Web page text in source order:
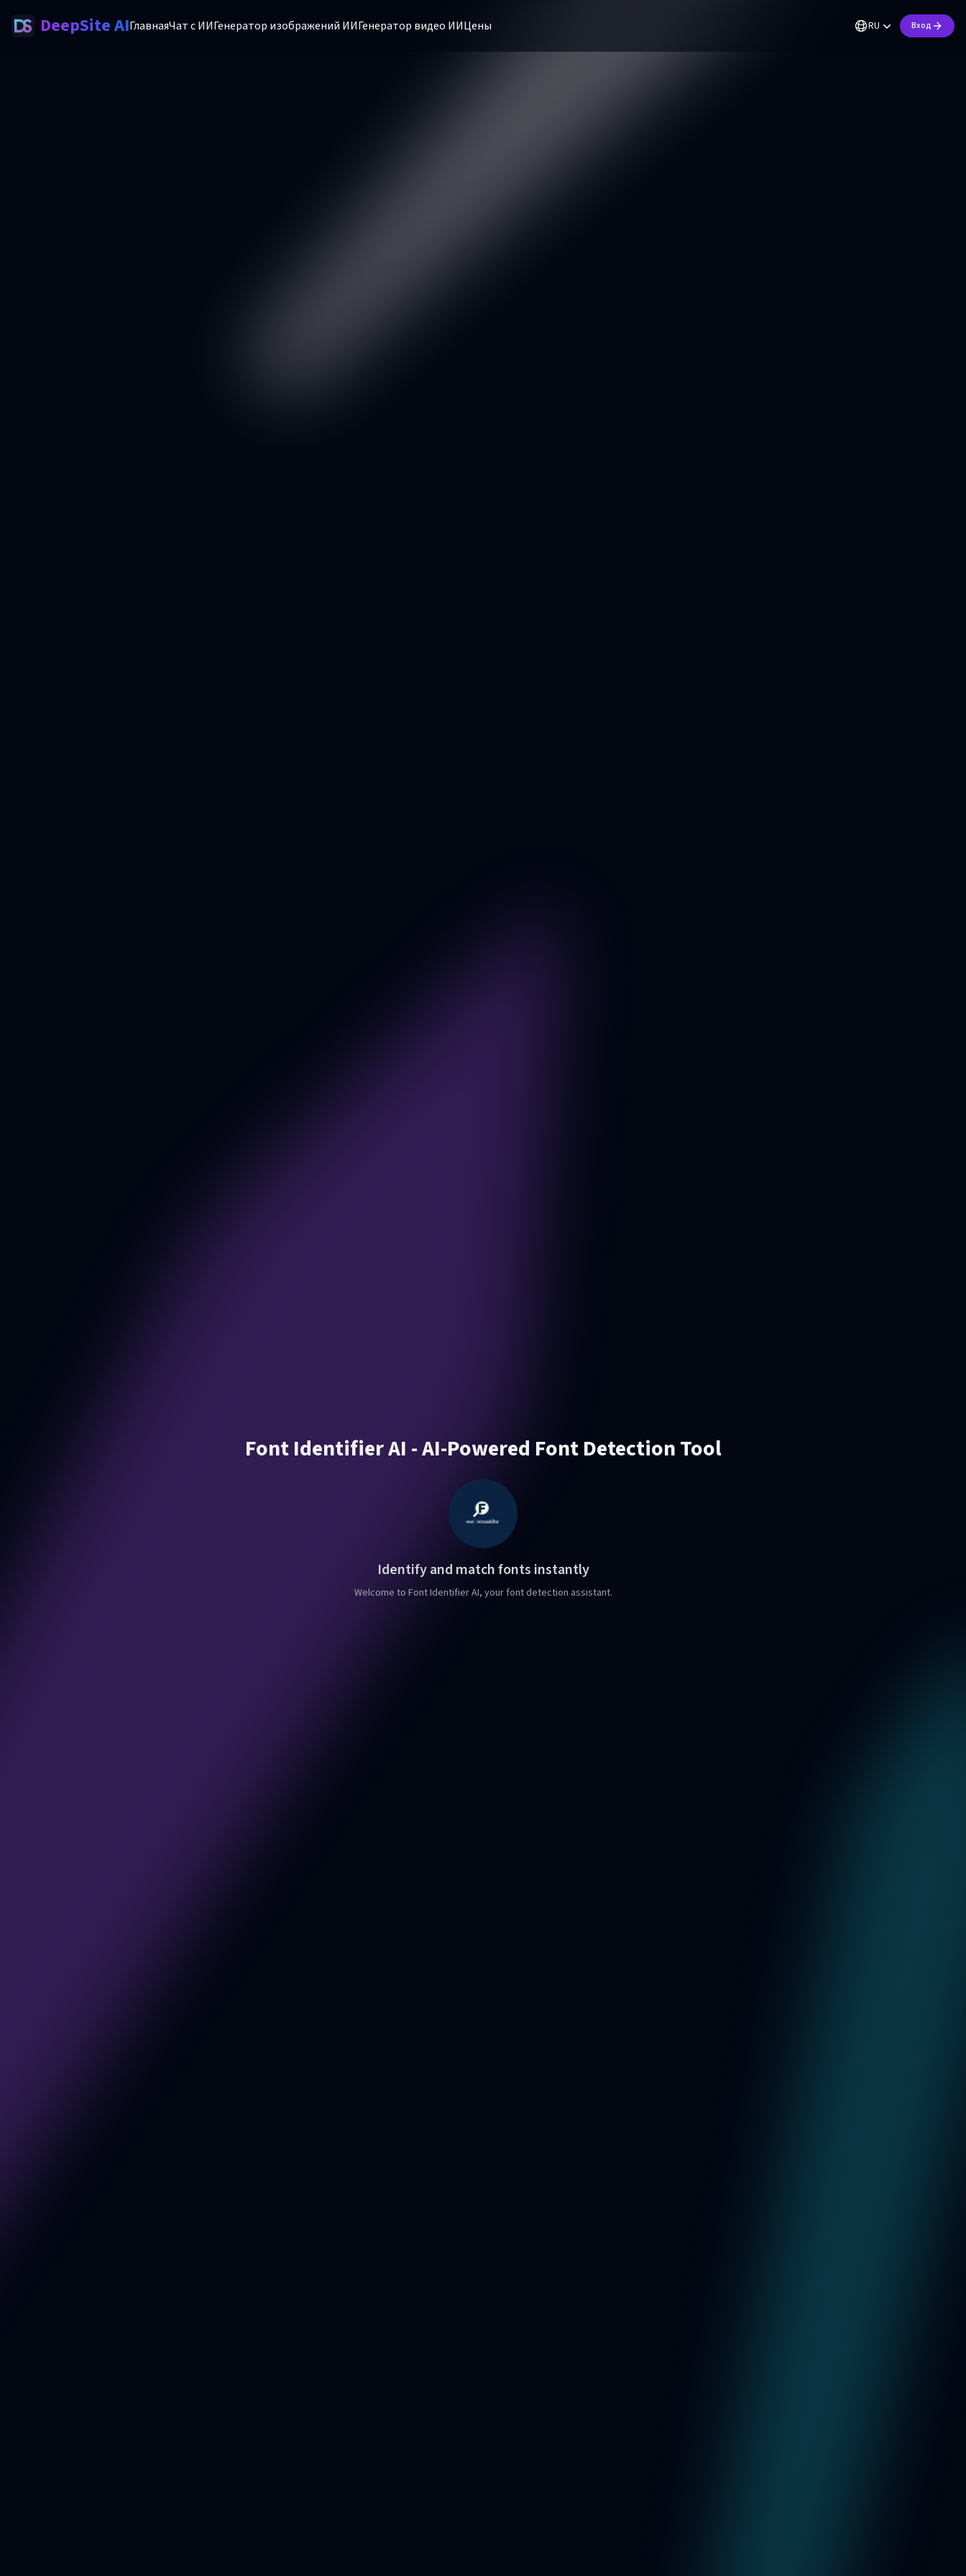
DeepSite AIГлавнаяЧат с ИИГенератор изображений ИИГенератор видео ИИЦены RU Вход
Font Identifier AI - AI-Powered Font Detection Tool
Identify and match fonts instantly
Welcome to Font Identifier AI, your font detection assistant.